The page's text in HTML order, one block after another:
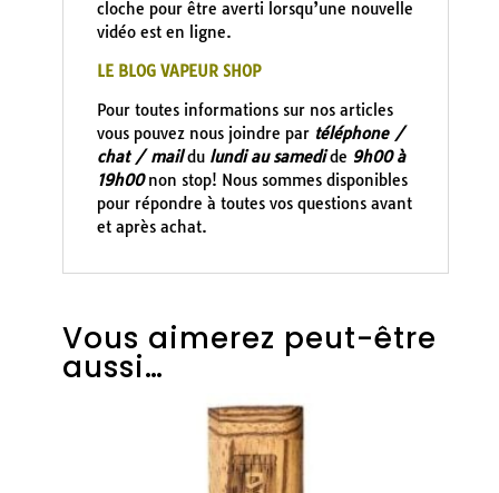
cloche pour être averti lorsqu’une nouvelle
vidéo est en ligne.
LE BLOG VAPEUR SHOP
Pour toutes informations sur nos articles
vous pouvez nous joindre par téléphone /
chat / maildu lundi au samedide 9h00 à
19h00non stop! Nous sommes disponibles
pour répondre à toutes vos questions avant
et après achat.
Vous aimerez peut-être
aussi…